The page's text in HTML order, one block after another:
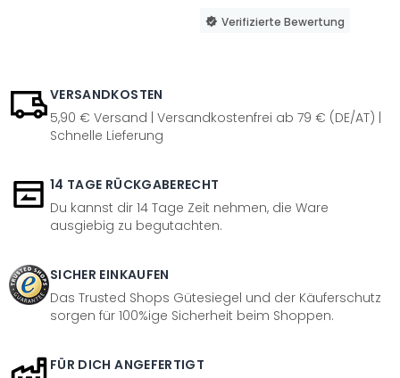
Verifizierte Bewertung
VERSANDKOSTEN
5,90 € Versand | Versandkostenfrei ab 79 € (DE/AT) |
Schnelle Lieferung
14 TAGE RÜCKGABERECHT
Du kannst dir 14 Tage Zeit nehmen, die Ware
ausgiebig zu begutachten.
SICHER EINKAUFEN
Das Trusted Shops Gütesiegel und der Käuferschutz
sorgen für 100%ige Sicherheit beim Shoppen.
FÜR DICH ANGEFERTIGT